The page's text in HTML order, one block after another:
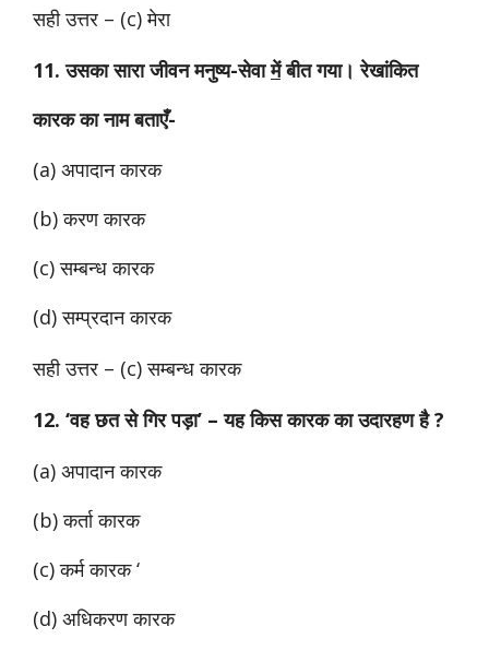
सही उत्तर – (c) मेरा
11. उसका सारा जीवन मनुष्य-सेवामेंबीत गया। रेखांकित
कारक का नाम बताएँ-
(a) अपादान कारक
(b) करण कारक
(c) सम्बन्ध कारक
(d) सम्प्रदान कारक
सही उत्तर – (c) सम्बन्ध कारक
12. ‘वह छत से गिर पड़ा’ – यह किस कारक का उदारहण है ?
(a) अपादान कारक
(b) कर्ता कारक
(c) कर्म कारक ‘
(d) अधिकरण कारक